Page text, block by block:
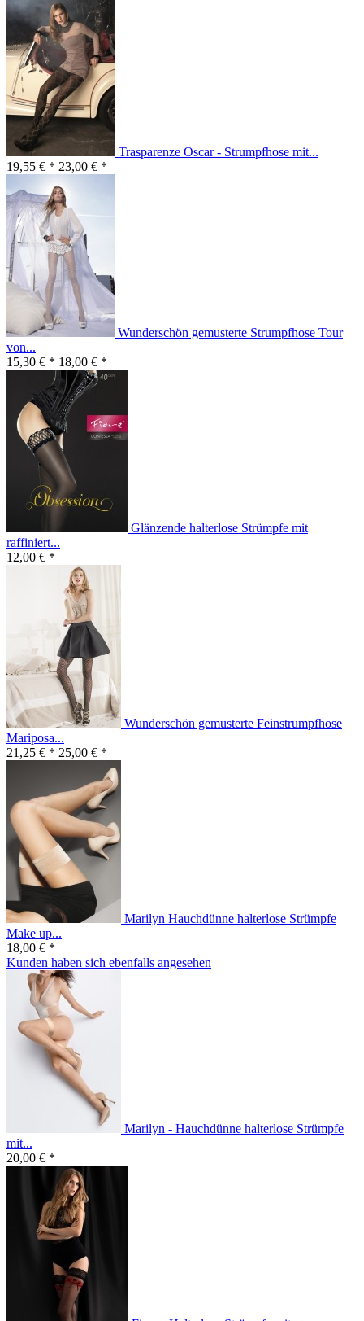
Trasparenze Oscar - Strumpfhose mit...
19,55 € * 23,00 € *
Wunderschön gemusterte Strumpfhose Tour
von...
15,30 € * 18,00 € *
Glänzende halterlose Strümpfe mit
raffiniert...
12,00 € *
Wunderschön gemusterte Feinstrumpfhose
Mariposa...
21,25 € * 25,00 € *
Marilyn Hauchdünne halterlose Strümpfe
Make up...
18,00 € *
Kunden haben sich ebenfalls angesehen
Marilyn - Hauchdünne halterlose Strümpfe
mit...
20,00 € *